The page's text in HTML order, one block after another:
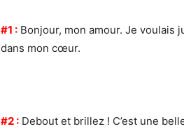
#1 : Bonjour, mon amour. Je voulais
dans mon cœur.
#2 : Debout et brillez ! C’est une